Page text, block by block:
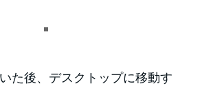
た後、デスクトップに移動す